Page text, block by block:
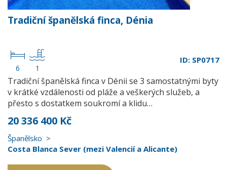
Tradiční španělská finca, Dénia
6 1
ID: SP0717
Tradiční španělská finca v Dénii se 3 samostatnými byty
v krátké vzdálenosti od pláže a veškerých služeb, a
přesto s dostatkem soukromí a klidu…
20 336 400 Kč
Španělsko
Costa Blanca Sever (mezi Valencií a Alicante)